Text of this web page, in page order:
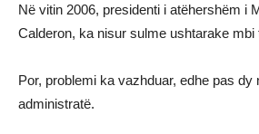
Në vitin 2006, presidenti i atëhershëm i
Calderon, ka nisur sulme ushtarake mbi
Por, problemi ka vazhduar, edhe pas dy
administratë.